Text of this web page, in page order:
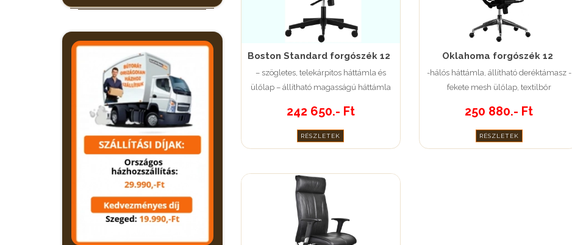
Boston Standard forgószék 12
– szögletes, telekárpitos háttámla és
ülőlap – állítható magasságú háttámla
242 650.- Ft
RÉSZLETEK
Oklahoma forgószék 12
-hálós háttámla, állítható deréktámasz -
fekete mesh ülőlap, textilbőr
250 880.- Ft
RÉSZLETEK